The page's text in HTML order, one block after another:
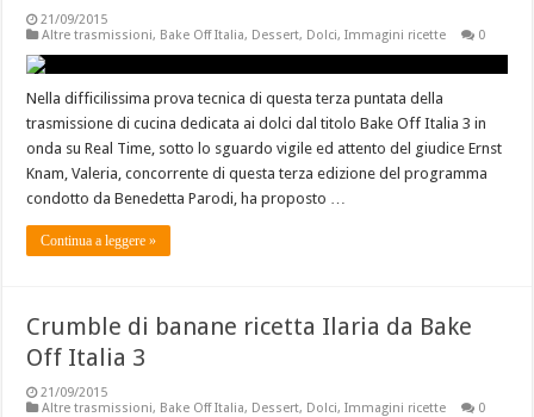
21/09/2015
Altre trasmissioni, Bake Off Italia, Dessert, Dolci,Immagini ricette 0
Nella difficilissima prova tecnica di questa terza puntata della
trasmissione di cucina dedicata ai dolci dal titolo Bake Off Italia 3 in
onda su Real Time, sotto lo sguardo vigile ed attento del giudice Ernst
Knam, Valeria, concorrente di questa terza edizione del programma
condotto da Benedetta Parodi, ha proposto …
Continua a leggere »
Crumble di banane ricetta Ilaria da Bake
Off Italia 3
21/09/2015
Altre trasmissioni, Bake Off Italia, Dessert, Dolci,Immagini ricette 0